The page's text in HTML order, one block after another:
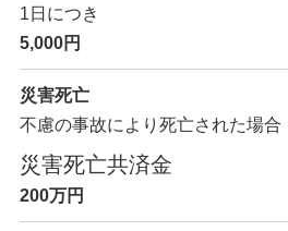
1日につき
5,000円
災害死亡
不慮の事故により死亡された場合
災害死亡共済金
200万円